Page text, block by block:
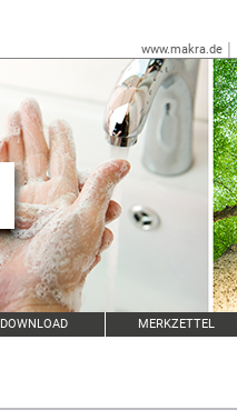
www.makra.de
DOWNLOAD MERKZETTEL